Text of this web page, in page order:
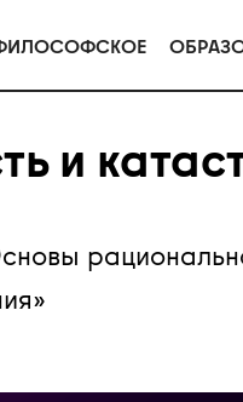
и